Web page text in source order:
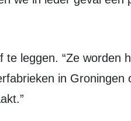
in Groningen